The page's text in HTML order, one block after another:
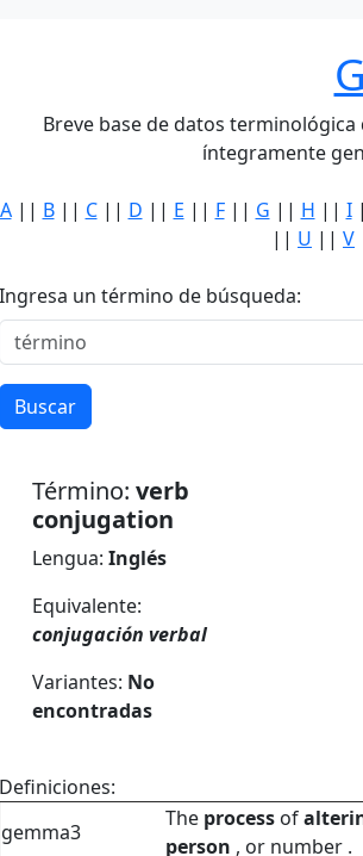
Breve base de datos
íntegramente
A|| B|| C|| D || E || F|| G || H || I
|| U || V
Ingresa un término de búsqueda:
Buscar
Término: verb
conjugation
Lengua: Inglés
Equivalente:
conjugación verbal
Variantes: No
encontradas
Definiciones:
gemma3
The process of
person , or number .